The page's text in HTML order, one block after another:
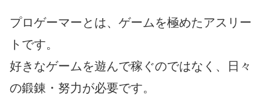
プロゲーマーとは、ゲームを極めたアスリー
トです。
好きなゲームを遊んで稼ぐのではなく、日々
の鍛錬・努力が必要です。